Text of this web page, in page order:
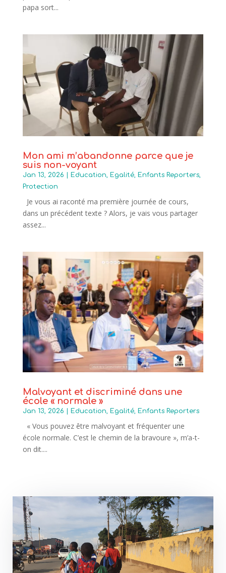
papa sort...
Mon ami m’abandonne parce que je
suis non-voyant
Jan 13, 2026 Education, Egalité, Enfants Reporters,
Protection
Je vous ai raconté ma première journée de cours,
dans un précédent texte ? Alors, je vais vous partager
assez...
Malvoyant et discriminé dans une
école « normale »
Jan 13, 2026 | Education, Egalité, Enfants Reporters
« Vous pouvez être malvoyant et fréquenter une
école normale. C’est le chemin de la bravoure », m’a-t-
on dit....